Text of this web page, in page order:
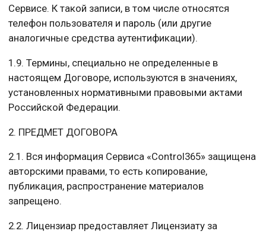
Сервисе. К такой записи, в том числе относятся
телефон пользователя и пароль (или другие
аналогичные средства аутентификации).
1.9. Термины, специально не определенные в
настоящем Договоре, используются в значениях,
установленных нормативными правовыми актами
Российской Федерации.
2. ПРЕДМЕТ ДОГОВОРА
2.1. Вся информация Сервиса «Control365» защищена
авторскими правами, то есть копирование,
публикация, распространение материалов
запрещено.
2.2. Лицензиар предоставляет Лицензиату за